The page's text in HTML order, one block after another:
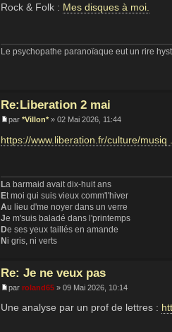
Rock & Folk : Mes disques à moi.
Le psychopathe paranoïaque eut un rire
Re:Liberation 2 mai
par *Villon* » 02 Mai 2026, 11:44
https://www.liberation.fr/culture/musiq
La barmaid avait dix-huit ans
Et moi qui suis vieux comm'l'hiver
Au lieu d'me noyer dans un verre
Je m'suis baladé dans l'printemps
De ses yeux taillés en amande
Ni gris, ni verts
Re: Je ne veux pas
par roland65 » 09 Mai 2026, 10:14
Une analyse par un prof de lettres :